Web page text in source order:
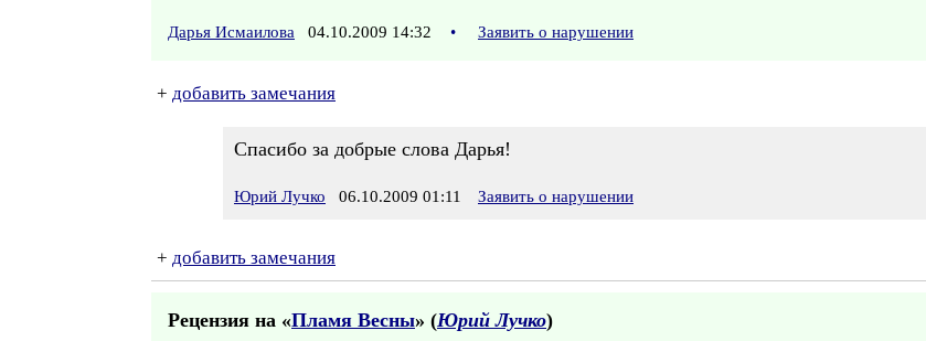
Дарья Исмаилова 04.10.2009 14:32 • Заявить о нарушении
+ добавить замечания
Спасибо за добрые слова Дарья!
Юрий Лучко 06.10.2009 01:11 Заявить о нарушении
+ добавить замечания
Рецензия на «Пламя Весны» (Юрий Лучко)